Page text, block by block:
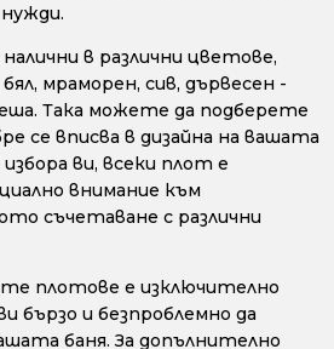
в различни цветове,
мраморен, сив, дървесен -
Така можете да подберете
се вписва в дизайна на вашата
ви, всеки плот е
внимание към
съчетаване с различни
плотове е изключително
бързо и безпроблемно да
баня. За допълнително